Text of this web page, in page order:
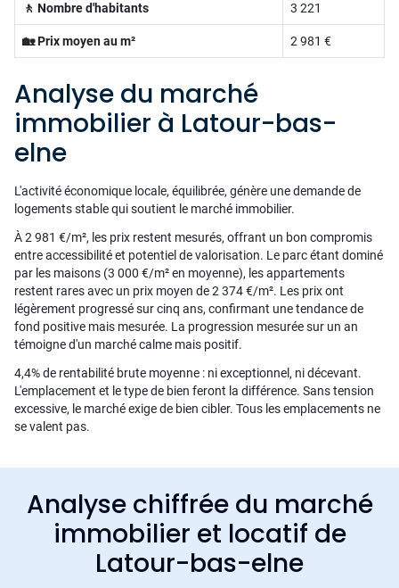
🚶 Nombre d'habitants 3 221
🏡 Prix moyen au m² 2 981 €
Analyse du marché
immobilier à Latour-bas-
elne
L'activité économique locale, équilibrée, génère une demande de
logements stable qui soutient le marché immobilier.
À 2 981 €/m², les prix restent mesurés, offrant un bon compromis
entre accessibilité et potentiel de valorisation. Le parc étant dominé
par les maisons (3 000 €/m² en moyenne), les appartements
restent rares avec un prix moyen de 2 374 €/m². Les prix ont
légèrement progressé sur cinq ans, confirmant une tendance de
fond positive mais mesurée. La progression mesurée sur un an
témoigne d'un marché calme mais positif.
4,4% de rentabilité brute moyenne : ni exceptionnel, ni décevant.
L'emplacement et le type de bien feront la différence. Sans tension
excessive, le marché exige de bien cibler. Tous les emplacements ne
se valent pas.
Analyse chiffrée du marché
immobilier et locatif de
Latour-bas-elne